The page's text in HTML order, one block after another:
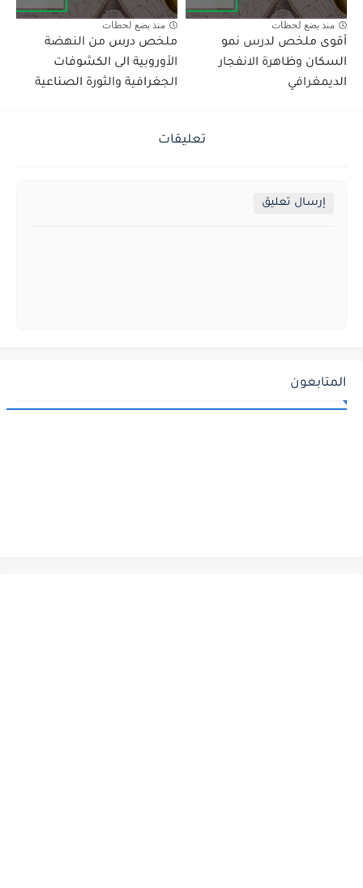
منذ بضع لحظات
أقوى ملخص لدرس نمو
السكان وظاهرة الانفجار
الديمغرافي
منذ بضع لحظات
ملخص درس من النهضة
الأوروبية الى الكشوفات
الجغرافية والثورة الصناعية
تعليقات
إرسال تعليق
المتابعون